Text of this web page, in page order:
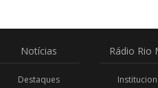
Notícias
Destaques
Rádio Rio